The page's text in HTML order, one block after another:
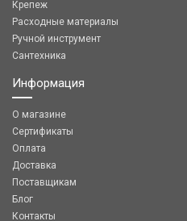
Крепеж
Расходные материалы
Ручной инструмент
Сантехника
Информация
О магазине
Сертификаты
Оплата
Доставка
Поставщикам
Блог
Контакты